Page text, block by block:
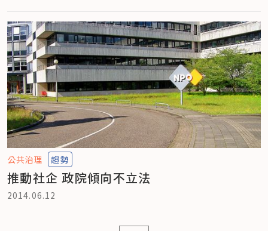
公共治理 趨勢
推動社企 政院傾向不立法
2014.06.12